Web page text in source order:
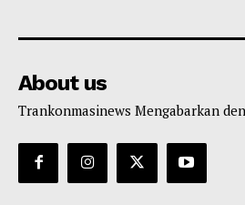
About us
Trankonmasinews Mengabarkan